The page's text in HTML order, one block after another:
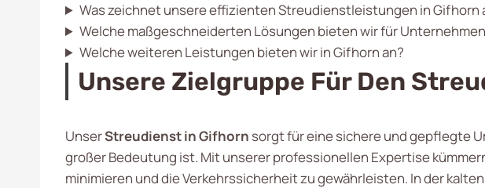
Was zeichnet unsere effizienten Streudienstleistungen in Gifhorn
Welche maßgeschneiderten Lösungen bieten wir für
Welche weiteren Leistungen bieten wir in Gifhorn an?
Unsere Zielgruppe Für Den
UnserStreudienst in Gifhorn sorgt für eine sichere und gepflegte
großer Bedeutung ist. Mit unserer professionellen Expertise
minimieren und die Verkehrssicherheit zu gewährleisten. In der